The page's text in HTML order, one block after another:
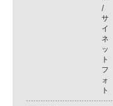
/
サ
イ
ネ
ッ
ト
フ
ォ
ト